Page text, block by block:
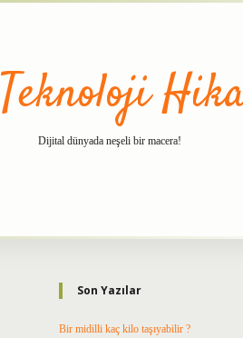
Dijital dünyada neşeli bir macera!
Sidebar
Son Yazılar
Bir midilli kaç kilo taşıyabilir ?